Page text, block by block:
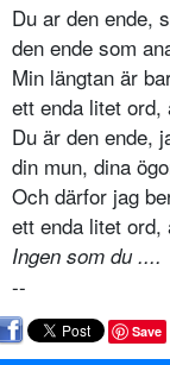
Du ar den ende,
den ende som
Min längtan är
ett enda litet ord,
Du är den ende,
din mun, dina
Och därfor jag
ett enda litet ord,
Ingen som du ....
--
Save